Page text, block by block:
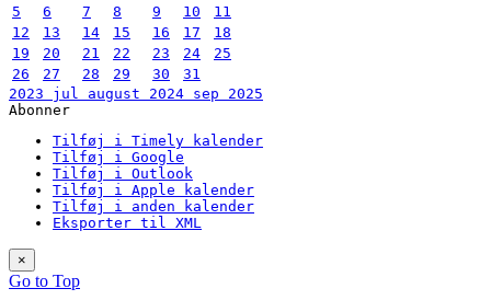
5
6 7 8 9 10
11
12
13 14 15 16 17
18
19
20 21 22 23 24
25
26
27 28 29 30
31
2023 jul august 2024 sep 2025
Abonner
Tilføj i Timely kalender
Tilføj i Google
Tilføj i Outlook
Tilføj i Apple kalender
Tilføj i anden kalender
Eksporter til XML
×
Go to Top